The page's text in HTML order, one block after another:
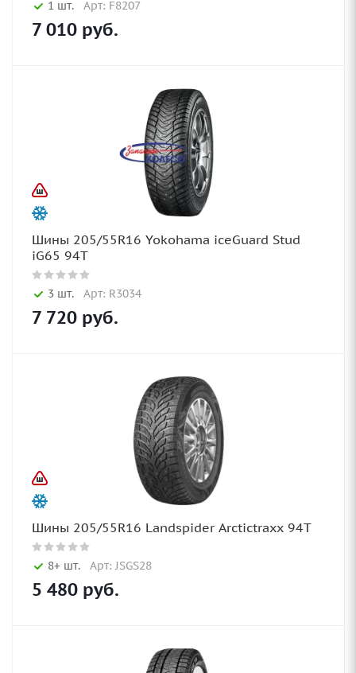
1 шт. Арт: F8207
7 010 руб.
Шины 205/55R16 Yokohama iceGuard Stud
iG65 94T
3 шт. Арт: R3034
7 720 руб.
Шины 205/55R16 Landspider Arctictraxx 94T
8+ шт. Арт: JSGS28
5 480 руб.